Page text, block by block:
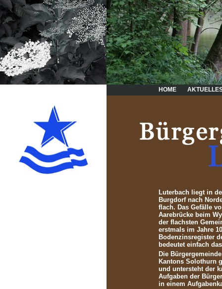
HOME
Luterbach liegt in
Burgdorf nach
flach. Das Gefälle
Aarebrücke beim
der flachsten
erstmals im Jahre
Bodenzinsregister
bedeutet einfach
Die
Kantons Solothurn
und untersteht der
Aufgaben der
in einem